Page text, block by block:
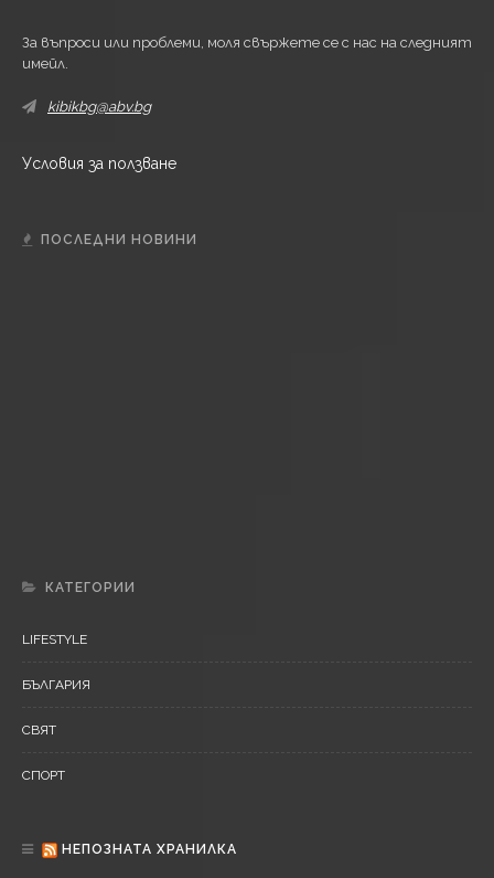
За въпроси или проблеми, моля свържете се с нас на следният
имейл.
kibikbg@abv.bg
Условия за ползване
ПОСЛЕДНИ НОВИНИ
КАТЕГОРИИ
LIFESTYLE
БЪЛГАРИЯ
СВЯТ
СПОРТ
НЕПОЗНАТА ХРАНИЛКА